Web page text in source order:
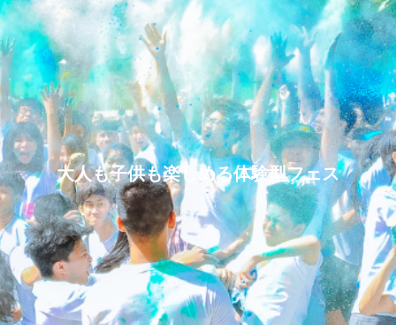
大人も子供も楽しめる体験型フェス